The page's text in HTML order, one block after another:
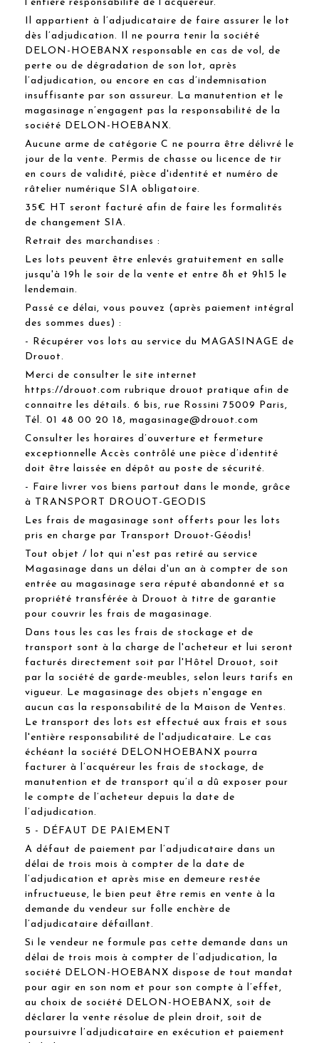
l'entière responsabilité de l'acquéreur.
Il appartient à l’adjudicataire de faire assurer le lot
dès l’adjudication. Il ne pourra tenir la société
DELON-HOEBANX responsable en cas de vol, de
perte ou de dégradation de son lot, après
l’adjudication, ou encore en cas d’indemnisation
insuffisante par son assureur. La manutention et le
magasinage n’engagent pas la responsabilité de la
société DELON-HOEBANX.
Aucune arme de catégorie C ne pourra être délivré le
jour de la vente. Permis de chasse ou licence de tir
en cours de validité, pièce d'identité et numéro de
râtelier numérique SIA obligatoire.
35€ HT seront facturé afin de faire les formalités
de changement SIA.
Retrait des marchandises :
Les lots peuvent être enlevés gratuitement en salle
jusqu'à 19h le soir de la vente et entre 8h et 9h15 le
lendemain.
Passé ce délai, vous pouvez (après paiement intégral
des sommes dues) :
- Récupérer vos lots au service du MAGASINAGE de
Drouot.
Merci de consulter le site internet
https://drouot.com rubrique drouot pratique afin de
connaitre les détails. 6 bis, rue Rossini 75009 Paris,
Tél. 01 48 00 20 18, magasinage@drouot.com
Consulter les horaires d’ouverture et fermeture
exceptionnelle Accès contrôlé une pièce d’identité
doit être laissée en dépôt au poste de sécurité.
- Faire livrer vos biens partout dans le monde, grâce
à TRANSPORT DROUOT-GEODIS
Les frais de magasinage sont offerts pour les lots
pris en charge par Transport Drouot-Géodis!
Tout objet / lot qui n'est pas retiré au service
Magasinage dans un délai d'un an à compter de son
entrée au magasinage sera réputé abandonné et sa
propriété transférée à Drouot à titre de garantie
pour couvrir les frais de magasinage.
Dans tous les cas les frais de stockage et de
transport sont à la charge de l'acheteur et lui seront
facturés directement soit par l'Hôtel Drouot, soit
par la société de garde-meubles, selon leurs tarifs en
vigueur. Le magasinage des objets n'engage en
aucun cas la responsabilité de la Maison de Ventes.
Le transport des lots est effectué aux frais et sous
l'entière responsabilité de l'adjudicataire. Le cas
échéant la société DELONHOEBANX pourra
facturer à l’acquéreur les frais de stockage, de
manutention et de transport qu’il a dû exposer pour
le compte de l’acheteur depuis la date de
l’adjudication.
5 - DÉFAUT DE PAIEMENT
A défaut de paiement par l’adjudicataire dans un
délai de trois mois à compter de la date de
l’adjudication et après mise en demeure restée
infructueuse, le bien peut être remis en vente à la
demande du vendeur sur folle enchère de
l’adjudicataire défaillant.
Si le vendeur ne formule pas cette demande dans un
délai de trois mois à compter de l’adjudication, la
société DELON-HOEBANX dispose de tout mandat
pour agir en son nom et pour son compte à l’effet,
au choix de société DELON-HOEBANX, soit de
déclarer la vente résolue de plein droit, soit de
poursuivre l’adjudicataire en exécution et paiement